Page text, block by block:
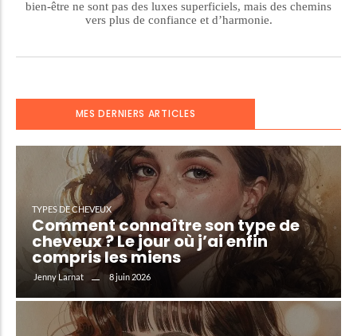
bien-être ne sont pas des luxes superficiels, mais des chemins
vers plus de confiance et d’harmonie.
MES DERNIERS ARTICLES
TYPES DE CHEVEUX
Comment connaître son type de
cheveux ? Le jour où j’ai enfin
compris les miens
Jenny Larnat 8 juin 2026